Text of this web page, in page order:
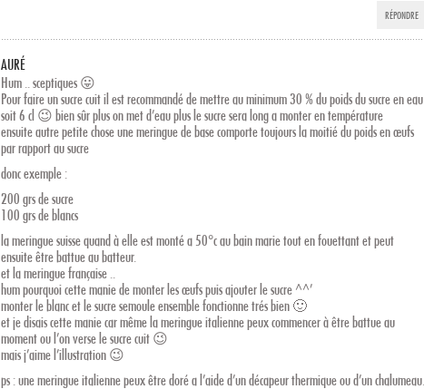
RÉPONDRE
AURÉ
Hum .. sceptiques 😛
Pour faire un sucre cuit il est recommandé de mettre au minimum 30 % du poids du sucre en eau
soit 6 cl 😉 bien sûr plus on met d’eau plus le sucre sera long a monter en température
ensuite autre petite chose une meringue de base comporte toujours la moitié du poids en œufs
par rapport au sucre
donc exemple :
200 grs de sucre
100 grs de blancs
la meringue suisse quand à elle est monté a 50°c au bain marie tout en fouettant et peut
ensuite être battue au batteur.
et la meringue française ..
hum pourquoi cette manie de monter les œufs puis ajouter le sucre ^^’
monter le blanc et le sucre semoule ensemble fonctionne trés bien 🙂
et je disais cette manie car même la meringue italienne peux commencer à être battue au
moment ou l’on verse le sucre cuit 😉
mais j’aime l’illustration 😉
ps : une meringue italienne peux être doré a l’aide d’un décapeur thermique ou d’un chalumeau.